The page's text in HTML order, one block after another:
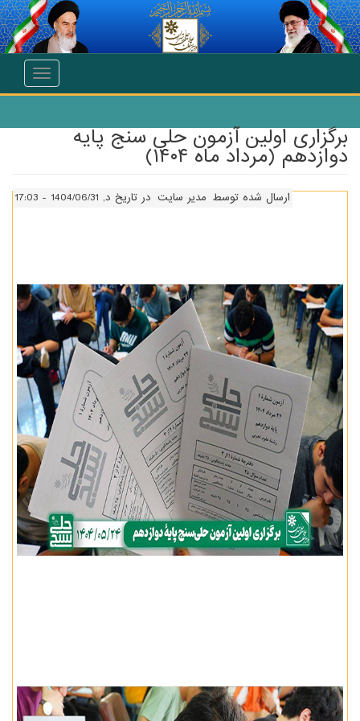
انتقال به محتوای اصلی
Toggle
برگزاری اولین آزمون حلی سنج پایه
دوازدهم (مرداد ماه ۱۴۰۴)
ارسال شده توسط مدیر سایت در تاریخ د, 1404/06/31 - 17:03